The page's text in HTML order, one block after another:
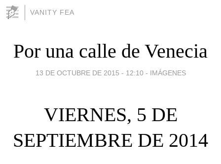
VANITY FEA
Por una calle de Venecia
13 DE OCTUBRE DE 2015 - 12:10 - IMÁGENES
VIERNES, 5 DE
SEPTIEMBRE DE 2014